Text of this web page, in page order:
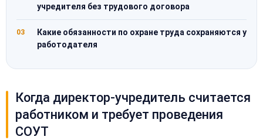
учредителя без трудового договора
03
Какие обязанности по охране труда сохраняются у
работодателя
Когда директор-учредитель считается
работником и требует проведения
СОУТ